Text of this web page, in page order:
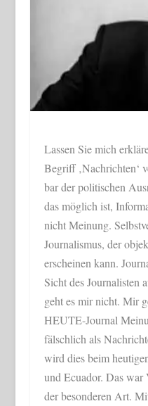
Lassen Sie mich
Begriff ‚Nachrichten‘
bar der politischen
das möglich ist,
nicht Meinung.
Journalismus, der
erscheinen kann.
Sicht des Journalisten
geht es mir nicht. Mir
HEUTE-Journal
fälschlich als
wird dies beim
und Ecuador. Das war
der besonderen Art.